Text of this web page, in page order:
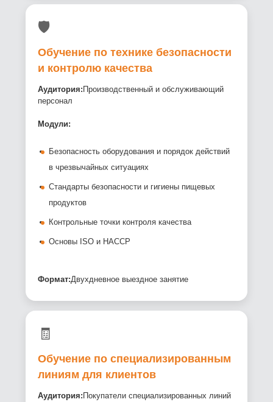
🛡️
Обучение по технике безопасности
и контролю качества
Аудитория: Производственный и обслуживающий
персонал
Модули:
Безопасность оборудования и порядок действий
в чрезвычайных ситуациях
Стандарты безопасности и гигиены пищевых
продуктов
Контрольные точки контроля качества
Основы ISO и HACCP
Формат:Двухдневное выездное занятие
🧾
Обучение по специализированным
линиям для клиентов
Аудитория: Покупатели специализированных линий